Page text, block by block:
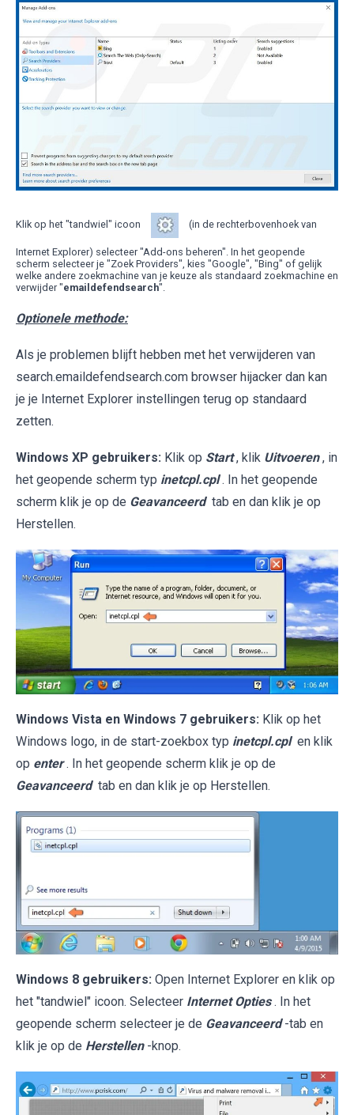
Klik op het "tandwiel" icoon (in de rechterbovenhoek van
Internet Explorer) selecteer "Add-ons beheren". In het geopende
scherm selecteer je "Zoek Providers", kies "Google", "Bing" of gelijk
welke andere zoekmachine van je keuze als standaard zoekmachine en
verwijder "emaildefendsearch".
Optionele methode:
Als je problemen blijft hebben met het verwijderen van
search.emaildefendsearch.com browser hijacker dan kan
je je Internet Explorer instellingen terug op standaard
zetten.
Windows XP gebruikers: Klik op Start , klik Uitvoeren , in
het geopende scherm typ inetcpl.cpl . In het geopende
scherm klik je op de Geavanceerd tab en dan klik je op
Herstellen.
Windows Vista en Windows 7 gebruikers: Klik op het
Windows logo, in de start-zoekbox typ inetcpl.cpl en klik
op enter . In het geopende scherm klik je op de
Geavanceerd tab en dan klik je op Herstellen.
Windows 8 gebruikers: Open Internet Explorer en klik op
het "tandwiel" icoon. Selecteer Internet Opties . In het
geopende scherm selecteer je de Geavanceerd -tab en
klik je op de Herstellen -knop.